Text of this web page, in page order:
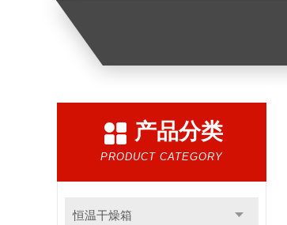
产品分类
PRODUCT CATEGORY
恒温干燥箱